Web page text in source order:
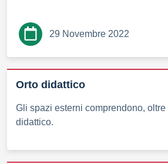
29 Novembre 2022
Orto didattico
Gli spazi esterni comprendono,
didattico.